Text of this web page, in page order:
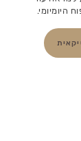
היומיומי.